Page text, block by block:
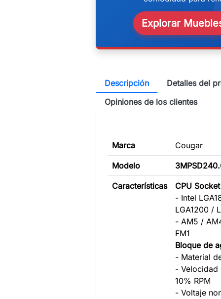
Explorar
Descripción
Detalles del
Opiniones de los clientes
Marca Cougar
Modelo
Características
CPU Socket
- Intel
LGA1200 /
- AM5 /
FM1
Bloque de
- Material
- Velocidad
10% RPM
- Voltaje